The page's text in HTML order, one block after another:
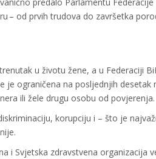
predalo Parlamentu
– od prvih trudova do završetka
u životu žene, a u Federaciji
je ograničena na posljednjih
ili žele drugu osobu od povjerenja.
korupciju i – što je
i Svjetska zdravstvena organizacija